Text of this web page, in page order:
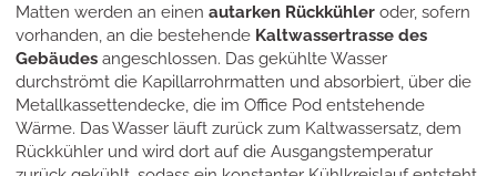
Matten werden an einenautarken Rückkühler oder, sofern
vorhanden, an die bestehende Kaltwassertrasse des
Gebäudes angeschlossen. Das gekühlte Wasser
durchströmt die Kapillarrohrmatten und absorbiert, über die
Metallkassettendecke, die im Office Pod entstehende
Wärme. Das Wasser läuft zurück zum Kaltwassersatz, dem
Rückkühler und wird dort auf die Ausgangstemperatur